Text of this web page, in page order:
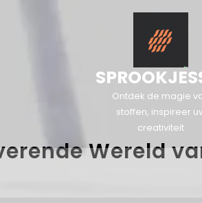
Ontdek de magie
stoffen, inspireer
creativiteit
Wereld